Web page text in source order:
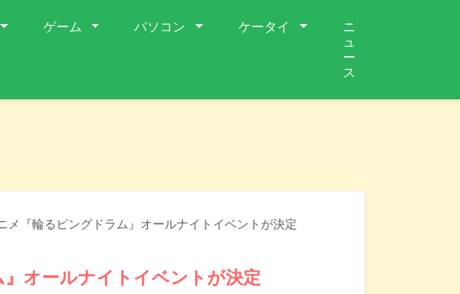
ゲーム パソコン ケータイ
ニ
ュ
ー
ス
メ『輪るピングドラム』オールナイトイベントが決定
オールナイトイベントが決定